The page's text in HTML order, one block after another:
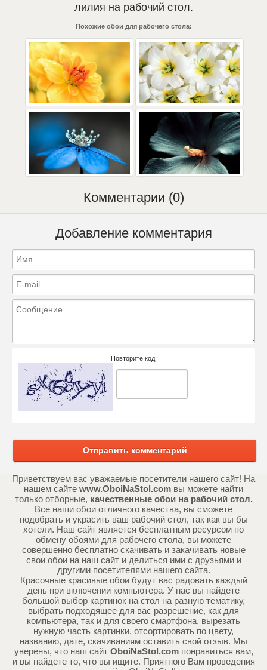
лилия на рабочий стол.
Похожие обои для рабочего стола:
Комментарии (0)
Добавление комментария
Повторите код:
Отправить комментарий
Приветствуем вас уважаемые посетители нашего сайт! На
нашем сайте www.OboiNaStol.com вы можете найти
только отборные, качественные обои на рабочий стол.
Все наши обои отличного качества, вы сможете
подобрать и украсить ваш рабочий стол, так как вы бы
хотели. Наш сайт является бесплатным ресурсом по
обмену обоями для рабочего стола, вы можете
совершенно бесплатно скачивать и закачивать новые
свои обои на наш сайт и делиться ими с друзьями и
другими посетителями нашего сайта.
Красочные красивые обои будут вас радовать каждый
день при включении компьютера. У нас вы найдете
большой выбор картинок на стол на разную тематику,
выбрать подходящее для вас разрешение, как для
компьютера, так и для своего смартфона, вырезать
нужную часть картинки, отсортировать по цвету,
названию, дате, скачиваниям оставить свой отзыв. Мы
уверены, что наш сайт OboiNaStol.comпонравиться вам,
и вы найдете то, что вы ищите. Приятного Вам проведения